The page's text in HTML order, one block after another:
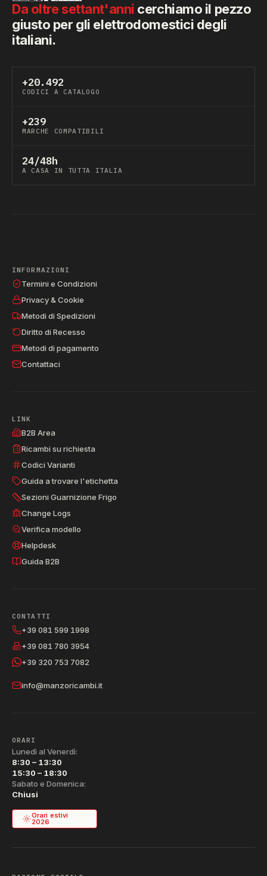
Da oltre settant'anni cerchiamo il pezzo
giusto per gli elettrodomestici degli
italiani.
+20.492
CODICI A CATALOGO
+239
MARCHE COMPATIBILI
24/48h
A CASA IN TUTTA ITALIA
INFORMAZIONI
Termini e Condizioni
Privacy & Cookie
Metodi di Spedizioni
Diritto di Recesso
Metodi di pagamento
Contattaci
LINK
B2B Area
Ricambi su richiesta
Codici Varianti
Guida a trovare l'etichetta
Sezioni Guarnizione Frigo
Change Logs
Verifica modello
Helpdesk
Guida B2B
CONTATTI
+39 081 599 1998
+39 081 780 3954
+39 320 753 7082
info@manzoricambi.it
ORARI
Lunedì al Venerdì:
8:30 – 13:30
15:30 – 18:30
Sabato e Domenica:
Chiusi
Orari estivi
2026